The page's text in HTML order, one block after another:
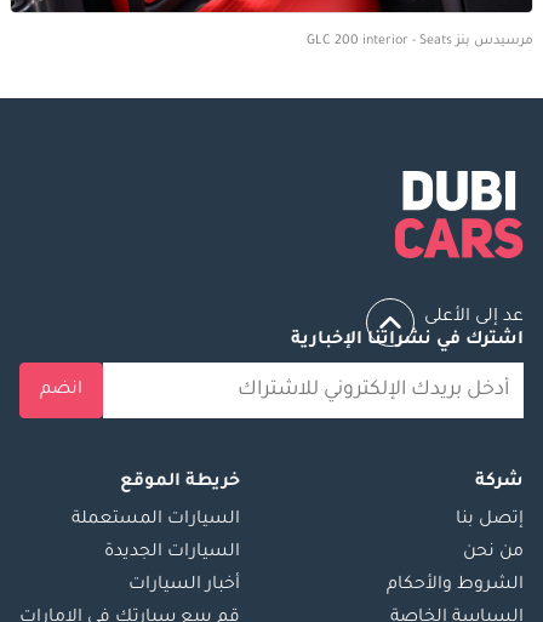
مرسيدس بنز GLC 200 interior - Seats
عد إلى الأعلى
اشترك في نشراتنا الإخبارية
انضم
شركة
إتصل بنا
من نحن
الشروط والأحكام
خريطة الموقع
السيارات المستعملة
السيارات الجديدة
أخبار السيارات